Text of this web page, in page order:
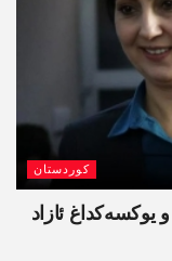
کوردستان
یوکسەکداغ ئازاد